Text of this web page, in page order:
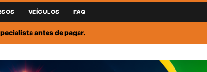
VEÍCULOS FAQ
antes de pagar.